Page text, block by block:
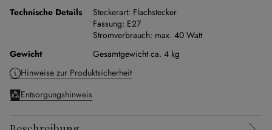
Technische Details
Steckerart: Flachstecker
Fassung: E27
Stromverbrauch: max. 40 Watt
Gewicht
Gesamtgewicht ca. 4 kg
Hinweise zur Produktsicherheit
Entsorgungshinweis